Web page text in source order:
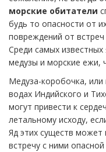
морские обитатели
будь то опасности от
повреждений от
Среди самых
медузы и морские ежи,
Медуза-коробочка,
водах Индийского и
могут привести к
летальному исходу,
Яд этих существ может
встречу с ними